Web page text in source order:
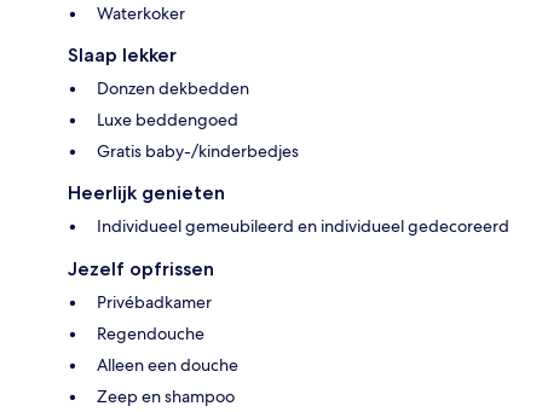
Waterkoker
Slaap lekker
Donzen dekbedden
Luxe beddengoed
Gratis baby-/kinderbedjes
Heerlijk genieten
Individueel gemeubileerd en individueel gedecoreerd
Jezelf opfrissen
Privébadkamer
Regendouche
Alleen een douche
Zeep en shampoo